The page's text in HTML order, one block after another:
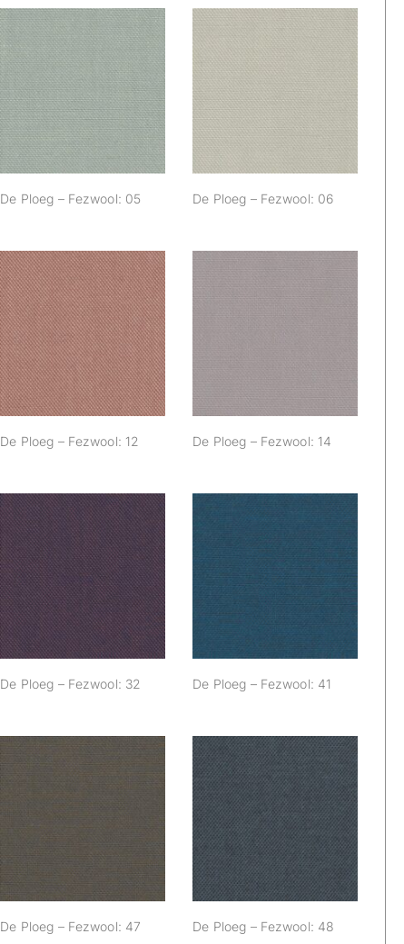
De Ploeg –
Fezwool: 05
De Ploeg – Fezwool: 05
De Ploeg –
Fezwool: 06
De Ploeg – Fezwool: 06
De Ploeg –
Fezwool: 12
De Ploeg – Fezwool: 12
Fezwool: 14
De Ploeg – Fezwool: 14
De Ploeg –
Fezwool: 32
De Ploeg – Fezwool: 32
Fezwool: 41
De Ploeg – Fezwool: 41
De Ploeg –
De Ploeg – Fezwool: 47
De Ploeg –
Fezwool: 48
De Ploeg – Fezwool: 48